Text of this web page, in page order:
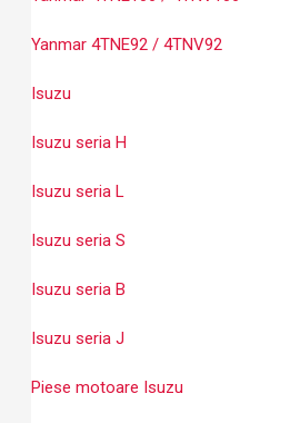
Yanmar 4TNE92 / 4TNV92
Isuzu
Isuzu seria H
Isuzu seria L
Isuzu seria S
Isuzu seria B
Isuzu seria J
Piese motoare Isuzu